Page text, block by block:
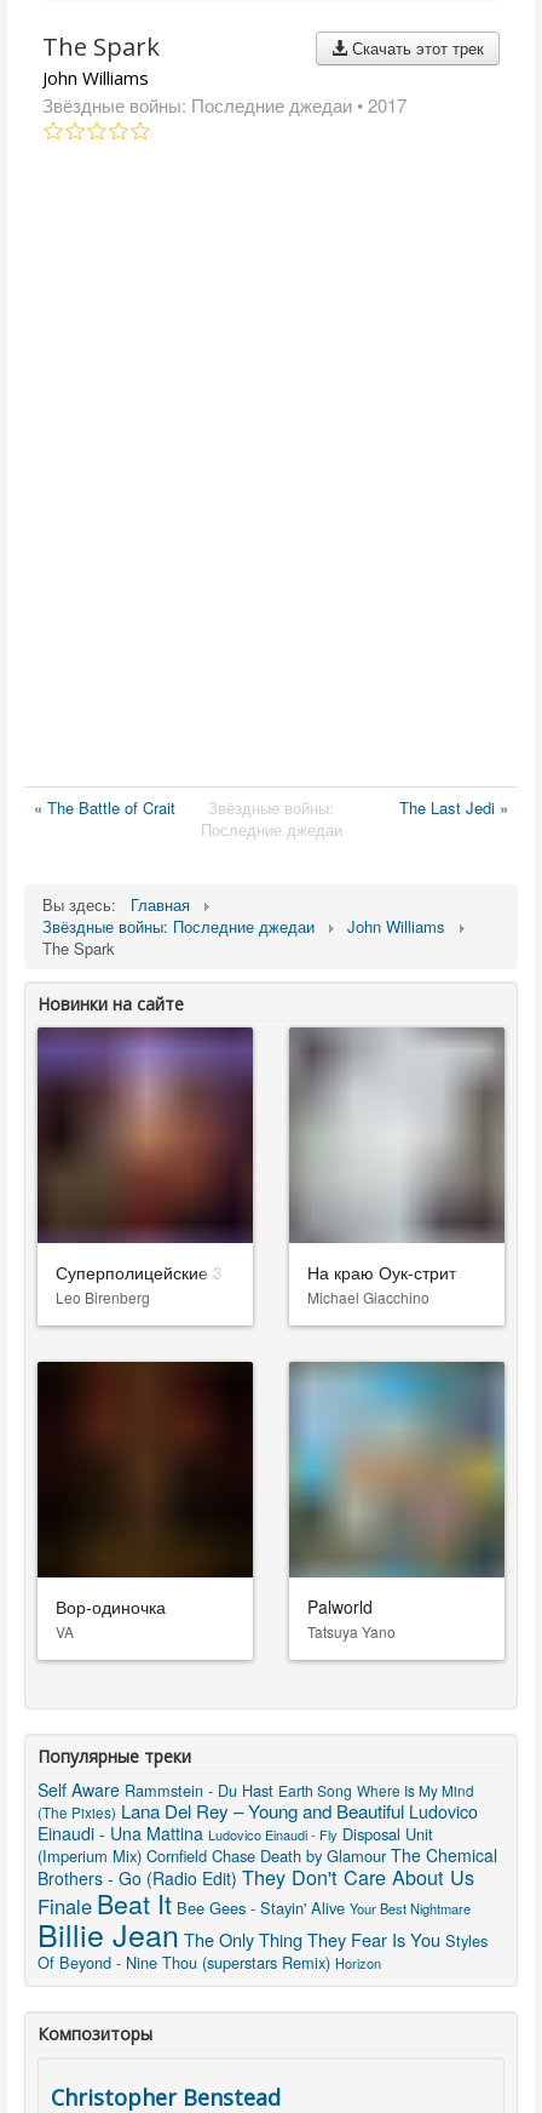
Скачать этот трек
The Spark
John Williams
Звёздные войны: Последние джедаи • 2017
« The Battle of Crait
Звёздные войны:
Последние джедаи
The Last Jedi »
Вы здесь:
Главная
Звёздные войны: Последние джедаи
John Williams
The Spark
Новинки на сайте
Суперполицейские 3
Leo Birenberg
На краю Оук-стрит
Michael Giacchino
Вор-одиночка
VA
Palworld
Tatsuya Yano
Популярные треки
Self Aware Rammstein - Du Hast Earth Song Where Is My Mind
(The Pixies) Lana Del Rey – Young and Beautiful Ludovico
Einaudi - Una Mattina Ludovico Einaudi - Fly Disposal Unit
(Imperium Mix) Cornfield Chase Death by Glamour The Chemical
Brothers - Go (Radio Edit) They Don't Care About Us
Finale Beat It Bee Gees - Stayin' Alive Your Best Nightmare
Billie Jean The Only Thing They Fear Is You Styles
Of Beyond - Nine Thou (superstars Remix) Horizon
Композиторы
Christopher Benstead